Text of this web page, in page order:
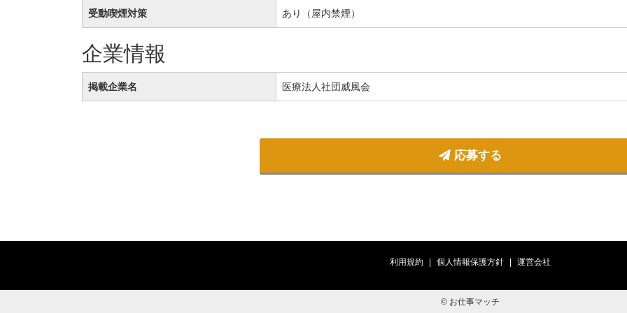
受動喫煙対策 あり（屋内禁煙）
企業情報
掲載企業名 医療法人社団威風会
応募する
利用規約 個人情報保護方針 運営会社
© お仕事マッチ